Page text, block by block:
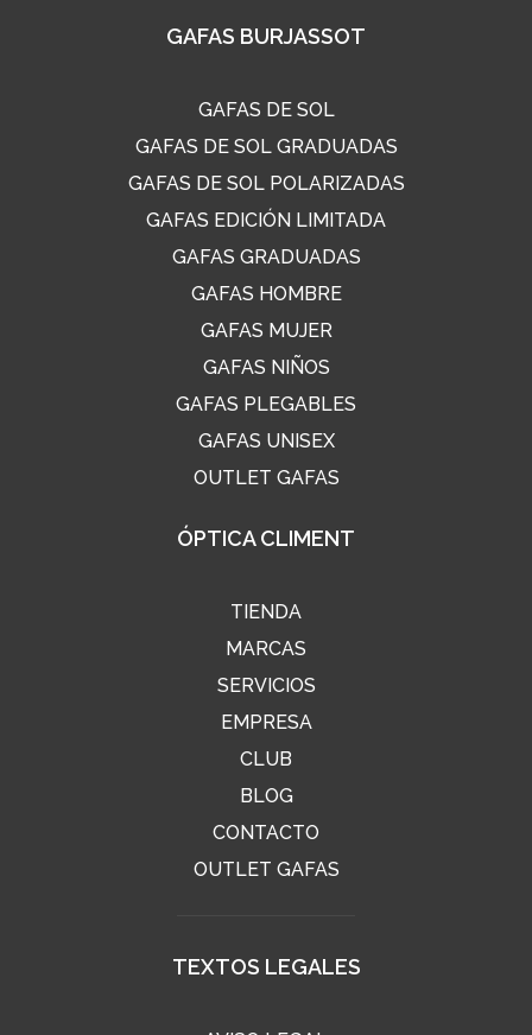
GAFAS BURJASSOT
GAFAS DE SOL
GAFAS DE SOL GRADUADAS
GAFAS DE SOL POLARIZADAS
GAFAS EDICIÓN LIMITADA
GAFAS GRADUADAS
GAFAS HOMBRE
GAFAS MUJER
GAFAS NIÑOS
GAFAS PLEGABLES
GAFAS UNISEX
OUTLET GAFAS
ÓPTICA CLIMENT
TIENDA
MARCAS
SERVICIOS
EMPRESA
CLUB
BLOG
CONTACTO
OUTLET GAFAS
TEXTOS LEGALES